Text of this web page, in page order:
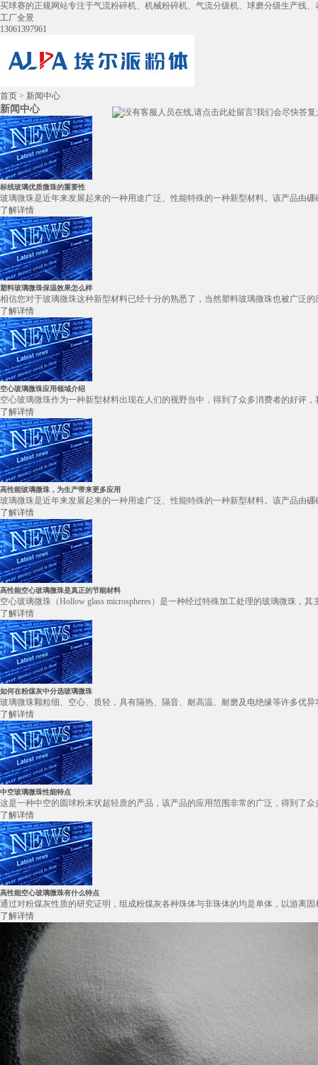
买球赛的正规网站专注于气流粉碎机、机械粉碎机、气流分级机、球磨分级生产线
工厂全景
13061397961
首页 > 新闻中心
新闻中心
标线玻璃优质微珠的重要性
玻璃微珠是近年来发展起来的一种用途广泛、性能特殊的一种新型材料。该产品由
了解详情
塑料玻璃微珠保温效果怎么样
相信您对于玻璃微珠这种新型材料已经十分的熟悉了，当然塑料玻璃微珠也被广泛
了解详情
空心玻璃微珠应用领域介绍
空心玻璃微珠作为一种新型材料出现在人们的视野当中，得到了众多消费者的好评
了解详情
高性能玻璃微珠，为生产带来更多应用
玻璃微珠是近年来发展起来的一种用途广泛、性能特殊的一种新型材料。该产品由
了解详情
高性能空心玻璃微珠是真正的节能材料
空心玻璃微珠（Hollow glass microspheres）是一种经过特殊加工处理的玻璃微珠
了解详情
如何在粉煤灰中分选玻璃微珠
玻璃微珠颗粒细、空心、质轻，具有隔热、隔音、耐高温、耐磨及电绝缘等许多优
了解详情
中空玻璃微珠性能特点
这是一种中空的圆球粉末状超轻质的产品，该产品的应用范围非常的广泛，得到了
了解详情
高性能空心玻璃微珠有什么特点
通过对粉煤灰性质的研究证明，组成粉煤灰各种珠体与非珠体的均是单体，以游离
了解详情